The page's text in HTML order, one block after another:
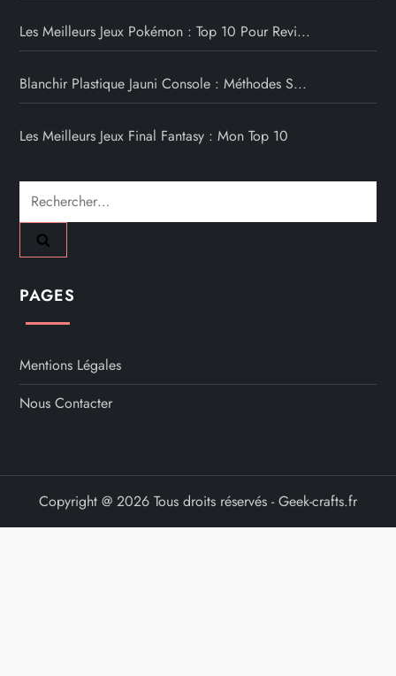
Les Meilleurs Jeux Pokémon : Top 10 Pour Revi...
Blanchir Plastique Jauni Console : Méthodes S...
Les Meilleurs Jeux Final Fantasy : Mon Top 10
Rechercher :
PAGES
Mentions Légales
Nous Contacter
Copyright @ 2026 Tous droits réservés - Geek-crafts.fr